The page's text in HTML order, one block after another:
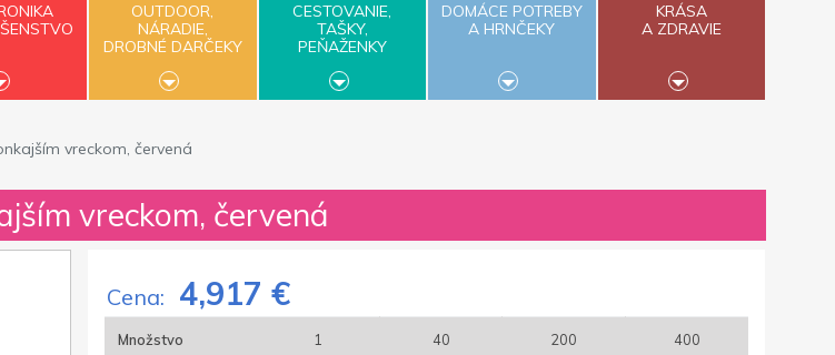
OUTDOOR,
NÁRADIE,
DROBNÉ DARČEKY
CESTOVANIE,
TAŠKY,
PEŇAŽENKY
DOMÁCE POTREBY
A HRNČEKY
KRÁSA
A ZDRAVIE
vreckom, červená
vreckom, červená
Cena: 4,917 €
Množstvo 1 40 200 400